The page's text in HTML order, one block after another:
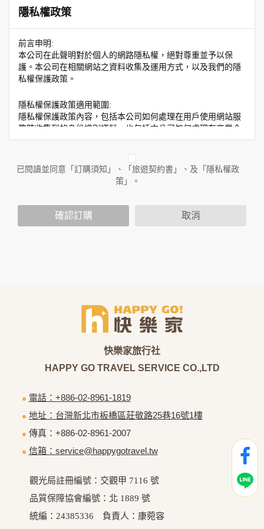
隱私權政策
前言申明:
本公司在此聲明對於個人的網路隱私權，絕對尊重並予以保
護。本公司在相關網站之資料收集及運用方式，以及我們的隱
私權保護政策。
隱私權保護政策適用範圍:
隱私權保護政策內容，包括本公司如何處理在用戶使用網站服
務時收集到的身份識別資料，也包括本公司如何處理在商業合
作與本公司合作時分享的任何身份識別資料。隱私權保護政策
人員。例如您透過本公司旗下網站上的廣告廠商連結，這些置
放連結的廠商也可能蒐集您個人的資料。對於您主動提供的個
人資訊，這些廣告廠商或連結網站有其個別的隱私權保護政
您個人在本網站上的聊天室或討論區中任意公開個人資料的行
您所提供的姓名、電子郵件地址、聯絡方式及使用時間等。
於一般瀏覽時，伺服器會自行記錄相關行徑，包括您使用連線
設備的 IP 位址、使用時間、使用的瀏覽器、瀏覽及點選資料記
錄等，做為我們增進網站服務的參考依據，此記錄為內部應
為提供精確的服務，我們會將收集的問卷調查內容進行統計與
外，我們會視需要公佈統計數據及說明文字，但不涉及特定個
人之資料。
除非取得您的同意或其他法令之特別規定，本網站絕不會將您
的個人資料揭露予第三人或使用於蒐集目的以外之其他用途。
在您於本網站註冊帳號、使用本網站相關產品、服務、活動或
贈獎時，本網站會收集您的個人識別資料，本網站也可以從商
當客戶在本網站註冊時，我們會取得您的姓名、電話、住址、
身份證字號、電子郵件、出生日期、性別、行業等相關資料，
當您註冊成功，並登入使用我們的服務後，我們即取得您的資
料。註冊時，本網站取得您的姓名、電話、住址、身份證字
號、電子郵件、出生日期、性別、行業等相關資料，當您註冊
已閱讀並同意「訂購須知」、「旅遊契約書」、及「隱私權政
策」。
確認訂購 取消
電話：+886-02-8961-1819
地址：台灣新北市板橋區莊敬路25巷16號1樓
傳真：+886-02-8961-2007
信箱：service@happygotravel.tw
觀光局註冊編號：交觀甲 7116 號
品質保障協會編號：北 1889 號
統編：24385336 負責人：康菀容